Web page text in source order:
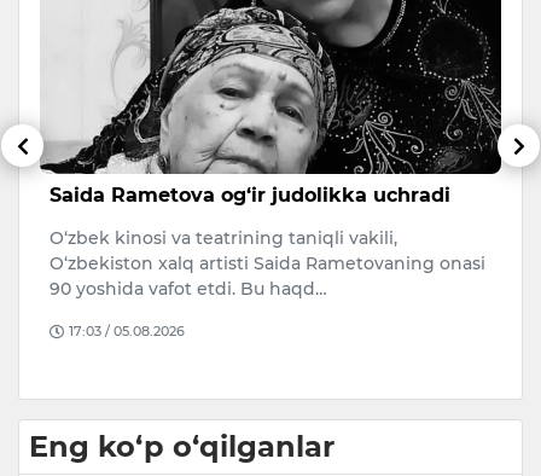
Saida Rametova og‘ir judolikka uchradi
O‘zbek kinosi va teatrining taniqli vakili,
O‘zbekiston xalq artisti Saida Rametovaning onasi
90 yoshida vafot etdi. Bu haqd…
17:03 / 05.08.2026
Eng ko‘p o‘qilganlar